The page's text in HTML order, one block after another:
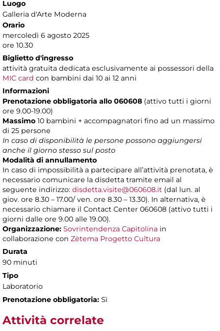
Luogo
Galleria d'Arte Moderna
Orario
mercoledì 6 agosto 2025
ore 10.30
Biglietto d'ingresso
attività gratuita dedicata esclusivamente ai possessori della
MIC card con bambini dai 10 ai 12 anni
Informazioni
Prenotazione obbligatoria allo 060608 (attivo tutti i giorni
ore 9.00-19.00)
Massimo 10 bambini + accompagnatori fino ad un massimo
di 25 persone
In caso di disponibilità le persone possono aggiungersi
anche il giorno stesso sul posto
Modalità di annullamento
In caso di impossibilità a partecipare all’attività prenotata, è
necessario comunicare la disdetta tramite email al
seguente indirizzo: disdetta.visite@060608.it (dal lun. al
giov. ore 8.30 – 17.00/ ven. ore 8.30 – 13.30). In alternativa, è
necessario chiamare il Contact Center 060608 (attivo tutti i
giorni dalle ore 9.00 alle 19.00).
Organizzazione: Sovrintendenza Capitolina in
collaborazione con Zètema Progetto Cultura
Durata
90 minuti
Tipo
Laboratorio
Prenotazione obbligatoria: Sì
Attività correlate